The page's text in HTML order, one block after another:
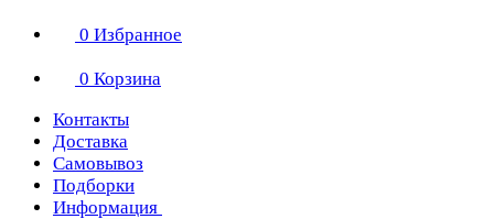
0 Избранное
0 Корзина
Контакты
Доставка
Самовывоз
Подборки
Информация